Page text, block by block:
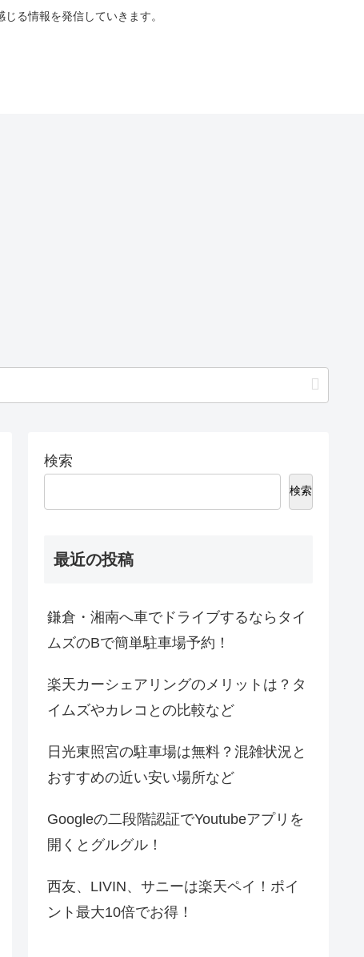
る情報を発信していきます。
検索
検索
最近の投稿
鎌倉・湘南へ車でドライブするならタイ
ムズのBで簡単駐車場予約！
楽天カーシェアリングのメリットは？タ
イムズやカレコとの比較など
日光東照宮の駐車場は無料？混雑状況と
おすすめの近い安い場所など
Googleの二段階認証でYoutubeアプリを
開くとグルグル！
西友、LIVIN、サニーは楽天ペイ！ポイ
ント最大10倍でお得！